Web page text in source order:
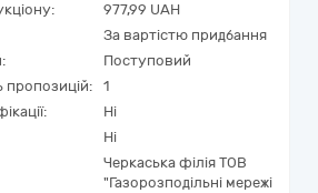
977,99 UAH
За вартістю придбання
Поступовий
пропозицій:
1
Ні
Ні
Черкаська філія ТОВ
"Газорозподільні мережі